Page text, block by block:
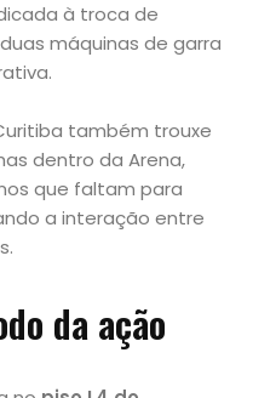
à troca de
máquinas de garra
também trouxe
dentro da Arena,
que faltam para
a interação entre
da ação